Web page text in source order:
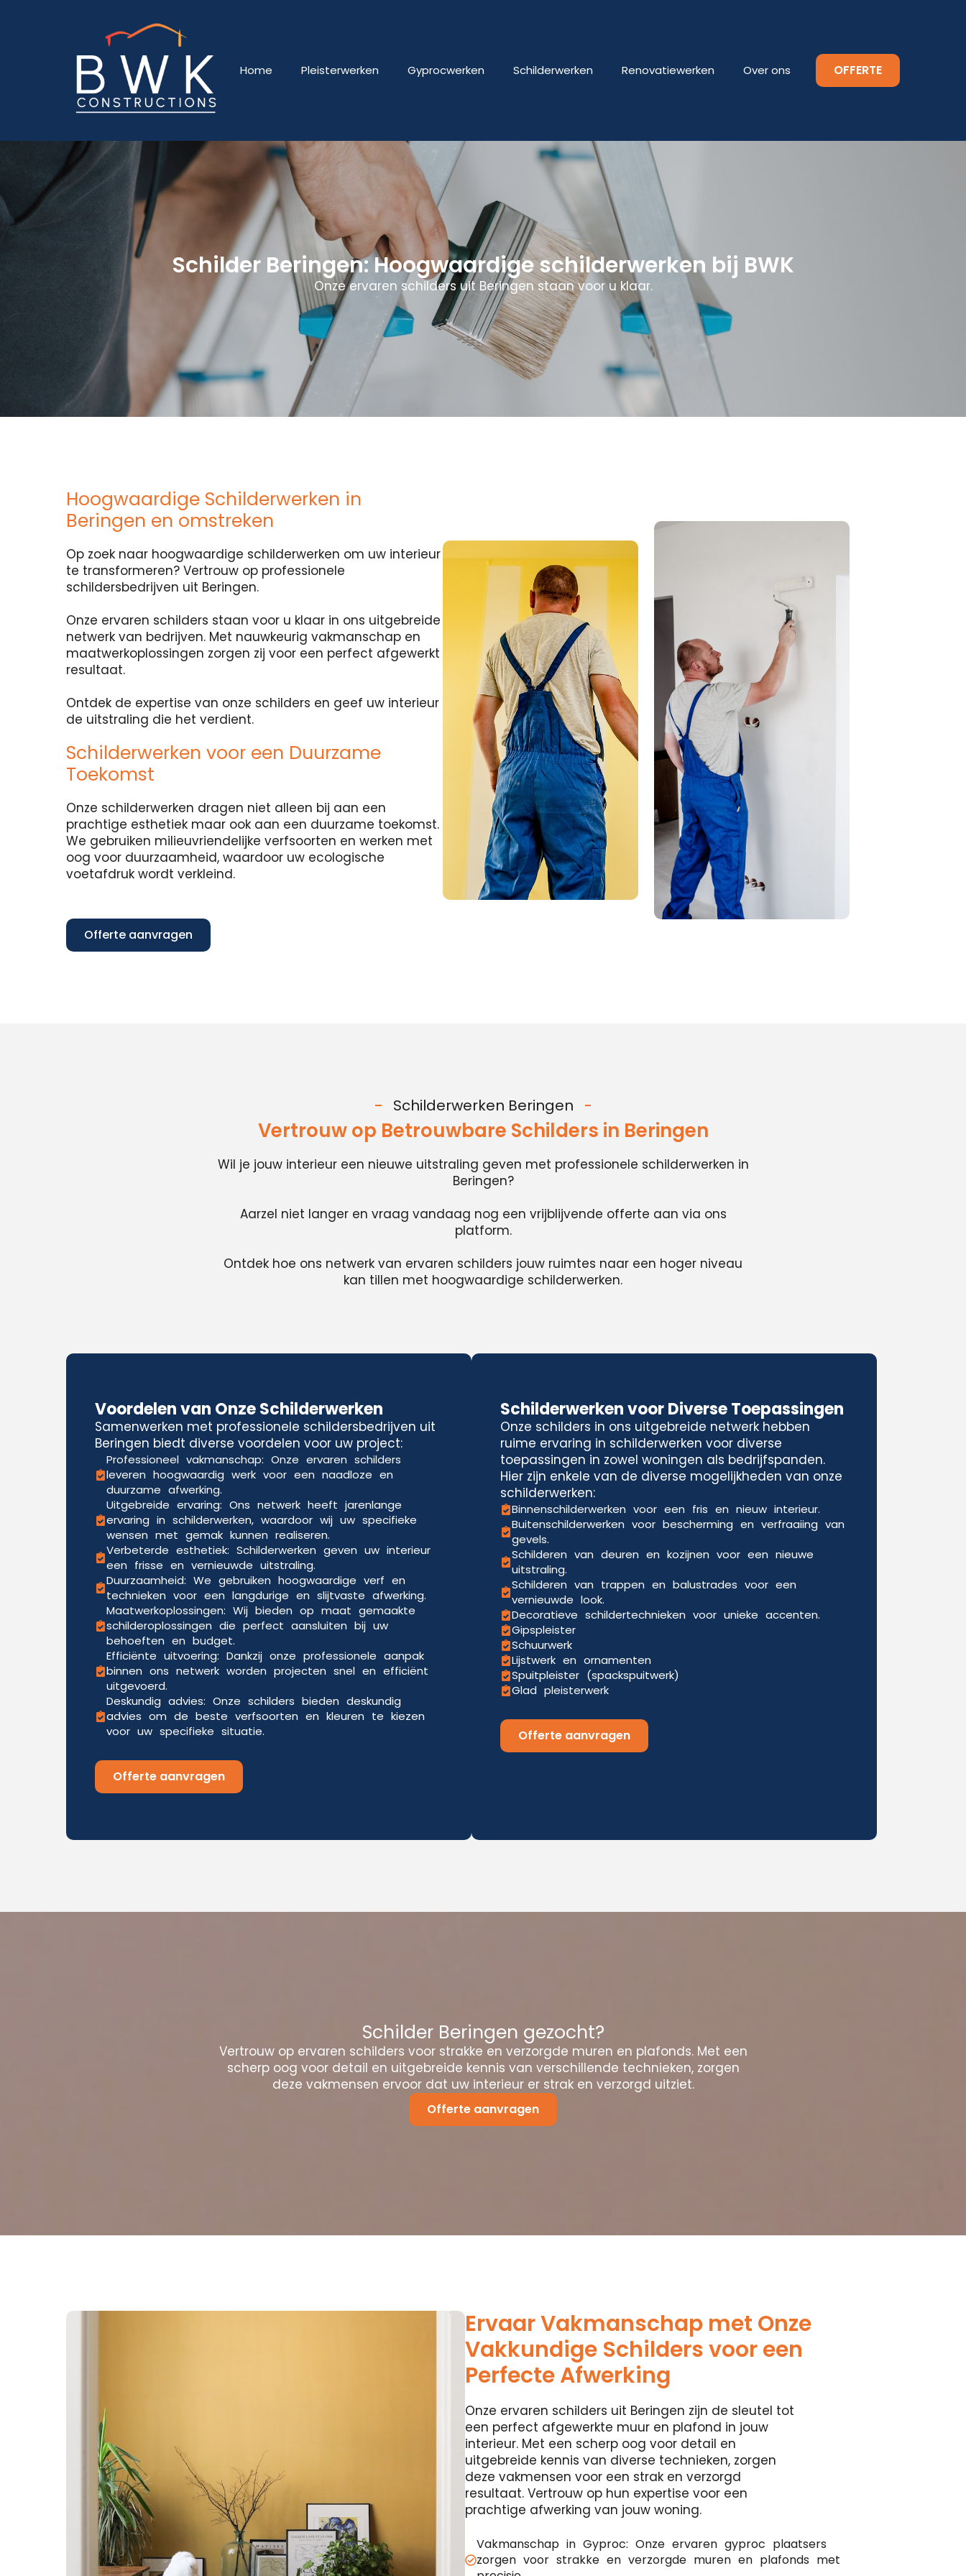
Home Pleisterwerken Gyprocwerken Schilderwerken Renovatiewerken Over ons OFFERTE
Schilder Beringen: Hoogwaardige schilderwerken bij BWK
Onze ervaren schilders uit Beringen staan voor u klaar.
Hoogwaardige Schilderwerken in
Beringen en omstreken
Op zoek naar hoogwaardige schilderwerken om uw interieur
te transformeren? Vertrouw op professionele
schildersbedrijven uit Beringen.
Onze ervaren schilders staan voor u klaar in ons uitgebreide
netwerk van bedrijven. Met nauwkeurig vakmanschap en
maatwerkoplossingen zorgen zij voor een perfect afgewerkt
resultaat.
Ontdek de expertise van onze schilders en geef uw interieur
de uitstraling die het verdient.
Schilderwerken voor een Duurzame
Toekomst
Onze schilderwerken dragen niet alleen bij aan een
prachtige esthetiek maar ook aan een duurzame toekomst.
We gebruiken milieuvriendelijke verfsoorten en werken met
oog voor duurzaamheid, waardoor uw ecologische
voetafdruk wordt verkleind.
Offerte aanvragen
Schilderwerken Beringen
Vertrouw op Betrouwbare Schilders in Beringen
Wil je jouw interieur een nieuwe uitstraling geven met professionele schilderwerken in
Beringen?
Aarzel niet langer en vraag vandaag nog een vrijblijvende offerte aan via ons
platform.
Ontdek hoe ons netwerk van ervaren schilders jouw ruimtes naar een hoger niveau
kan tillen met hoogwaardige schilderwerken.
Voordelen van Onze Schilderwerken
Samenwerken met professionele schildersbedrijven uit
Beringen biedt diverse voordelen voor uw project:
Professioneel vakmanschap: Onze ervaren schilders
leveren hoogwaardig werk voor een naadloze en
duurzame afwerking.
Uitgebreide ervaring: Ons netwerk heeft jarenlange
ervaring in schilderwerken, waardoor wij uw specifieke
wensen met gemak kunnen realiseren.
Verbeterde esthetiek: Schilderwerken geven uw interieur
een frisse en vernieuwde uitstraling.
Duurzaamheid: We gebruiken hoogwaardige verf en
technieken voor een langdurige en slijtvaste afwerking.
Maatwerkoplossingen: Wij bieden op maat gemaakte
schilderoplossingen die perfect aansluiten bij uw
behoeften en budget.
Efficiënte uitvoering: Dankzij onze professionele aanpak
binnen ons netwerk worden projecten snel en efficiënt
uitgevoerd.
Deskundig advies: Onze schilders bieden deskundig
advies om de beste verfsoorten en kleuren te kiezen
voor uw specifieke situatie.
Offerte aanvragen
Schilderwerken voor Diverse Toepassingen
Onze schilders in ons uitgebreide netwerk hebben
ruime ervaring in schilderwerken voor diverse
toepassingen in zowel woningen als bedrijfspanden.
Hier zijn enkele van de diverse mogelijkheden van onze
schilderwerken:
Binnenschilderwerken voor een fris en nieuw interieur.
Buitenschilderwerken voor bescherming en verfraaiing van
gevels.
Schilderen van deuren en kozijnen voor een nieuwe
uitstraling.
Schilderen van trappen en balustrades voor een
vernieuwde look.
Decoratieve schildertechnieken voor unieke accenten.
Gipspleister
Schuurwerk
Lijstwerk en ornamenten
Spuitpleister (spackspuitwerk)
Glad pleisterwerk
Offerte aanvragen
Schilder Beringen gezocht?
Vertrouw op ervaren schilders voor strakke en verzorgde muren en plafonds. Met een
scherp oog voor detail en uitgebreide kennis van verschillende technieken, zorgen
deze vakmensen ervoor dat uw interieur er strak en verzorgd uitziet.
Offerte aanvragen
Ervaar Vakmanschap met Onze
Vakkundige Schilders voor een
Perfecte Afwerking
Onze ervaren schilders uit Beringen zijn de sleutel tot
een perfect afgewerkte muur en plafond in jouw
interieur. Met een scherp oog voor detail en
uitgebreide kennis van diverse technieken, zorgen
deze vakmensen voor een strak en verzorgd
resultaat. Vertrouw op hun expertise voor een
prachtige afwerking van jouw woning.
Vakmanschap in Gyproc: Onze ervaren gyproc plaatsers
zorgen voor strakke en verzorgde muren en plafonds met